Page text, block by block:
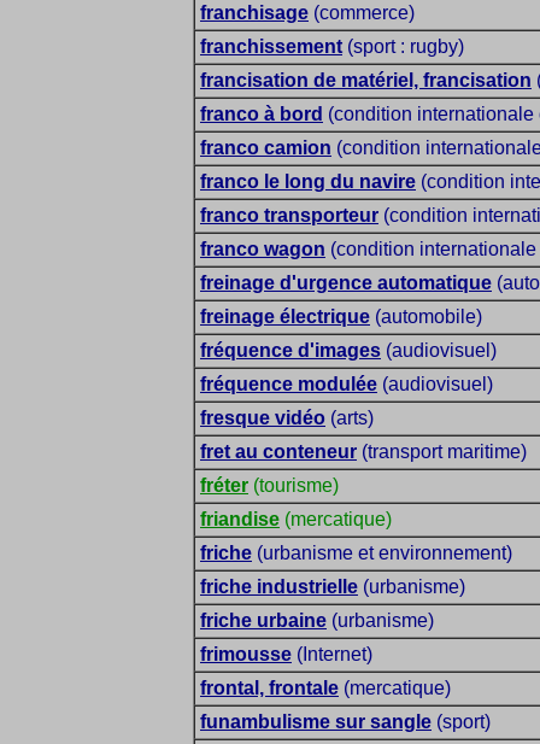
franchisage (commerce)
franchissement (sport : rugby)
francisation de matériel, francisation
franco à bord (condition internationale
franco camion (condition
franco le long du navire (condition
franco transporteur (condition
franco wagon (condition
freinage d'urgence automatique
freinage électrique (automobile)
fréquence d'images (audiovisuel)
fréquence modulée (audiovisuel)
fresque vidéo (arts)
fret au conteneur (transport maritime)
fréter (tourisme)
friandise (mercatique)
friche (urbanisme et environnement)
friche industrielle (urbanisme)
friche urbaine (urbanisme)
frimousse (Internet)
frontal, frontale (mercatique)
funambulisme sur sangle (sport)